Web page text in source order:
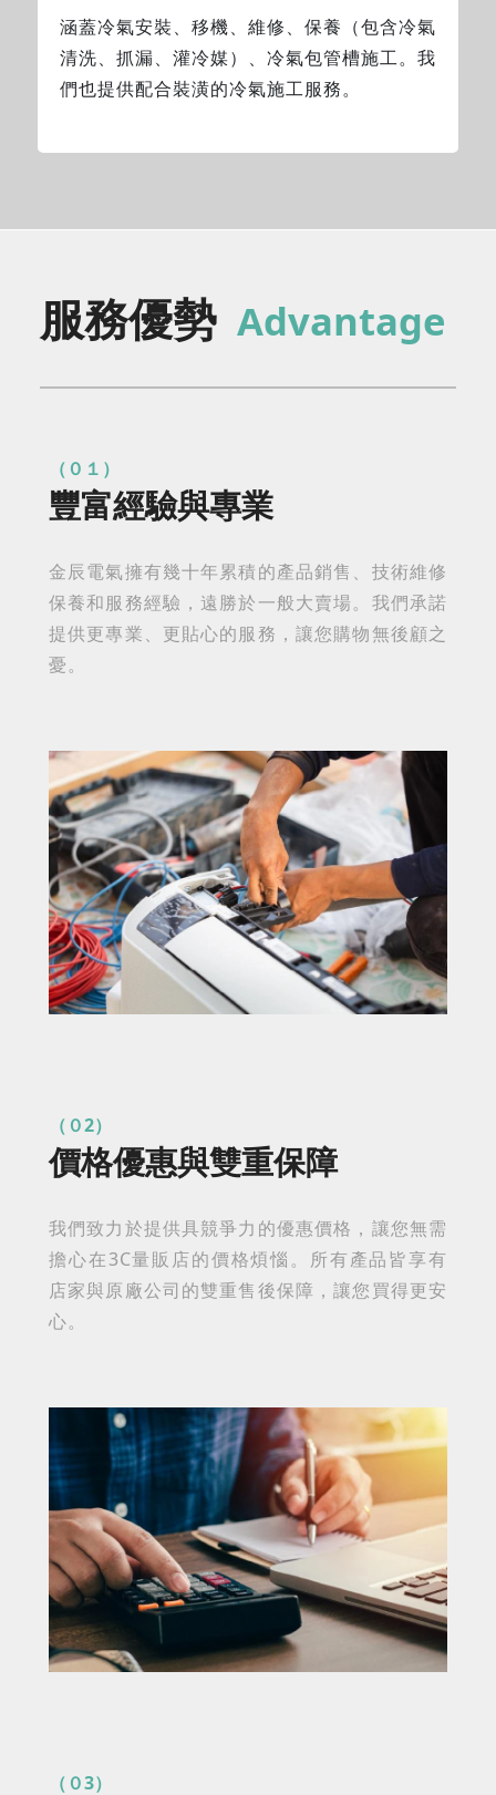
涵蓋冷氣安裝、移機、維修、保養（包含冷氣
清洗、抓漏、灌冷媒）、冷氣包管槽施工。我
們也提供配合裝潢的冷氣施工服務。
服務優勢 Advantage
（０１）
豐富經驗與專業
金辰電氣擁有幾十年累積的產品銷售、技術維修
保養和服務經驗，遠勝於一般大賣場。我們承諾
提供更專業、更貼心的服務，讓您購物無後顧之
憂。
（０2）
價格優惠與雙重保障
我們致力於提供具競爭力的優惠價格，讓您無需
擔心在3C量販店的價格煩惱。所有產品皆享有
店家與原廠公司的雙重售後保障，讓您買得更安
心。
（０3）